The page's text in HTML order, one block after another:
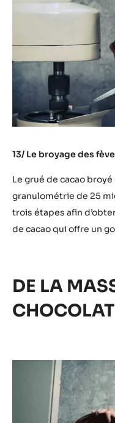
13/ Le broyage des
Le grué de cacao
granulométrie de 25
trois étapes afin
de cacao qui offre un
DE LA
CHOCOLAT